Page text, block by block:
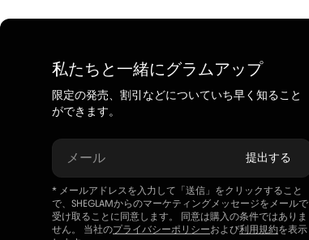
私たちと一緒にグラムアップ
限定の発売、割引などについていち早く知ること
ができます。
メール 提出する
* メールアドレスを入力して「送信」をクリックすること
で、SHEGLAMからのマーケティングメッセージをメールで
受け取ることに同意します。 同意は購入の条件ではありま
せん。 当社のプライバシーポリシーおよび利用規約を表示